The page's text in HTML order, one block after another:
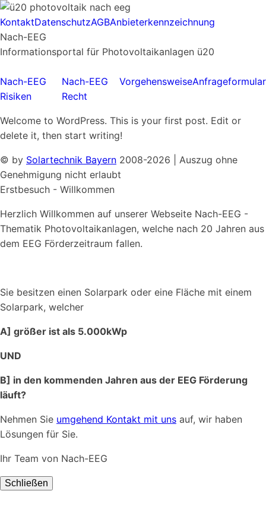
KontaktDatenschutzAGBAnbieterkennzeichnung
Nach-EEG
Informationsportal für Photovoltaikanlagen ü20
Nach-EEG
Risiken
Nach-EEG
Recht
VorgehensweiseAnfrageformular
Welcome to WordPress. This is your first post. Edit or
delete it, then start writing!
© by Solartechnik Bayern 2008-2026 | Auszug ohne
Genehmigung nicht erlaubt
Erstbesuch - Willkommen
Herzlich Willkommen auf unserer Webseite Nach-EEG -
Thematik Photovoltaikanlagen, welche nach 20 Jahren aus
dem EEG Förderzeitraum fallen.
Sie besitzen einen Solarpark oder eine Fläche mit einem
Solarpark, welcher
A] größer ist als 5.000kWp
UND
B] in den kommenden Jahren aus der EEG Förderung
läuft?
Nehmen Sie umgehend Kontakt mit uns auf, wir haben
Lösungen für Sie.
Ihr Team von Nach-EEG
Schließen